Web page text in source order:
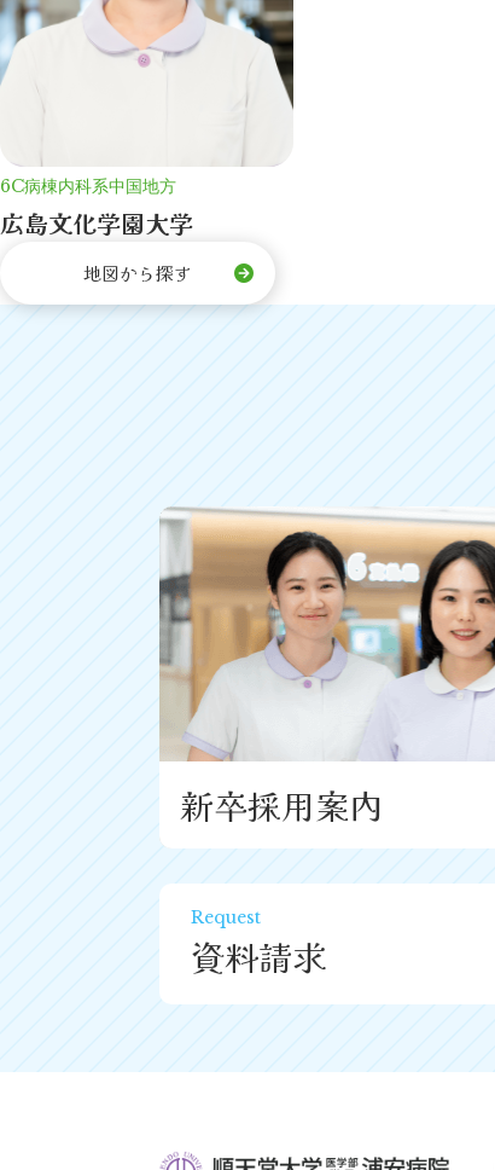
6C病棟内科系中国地方
広島文化学園大学
地図から探す
新卒採用案内
Request
資料請求